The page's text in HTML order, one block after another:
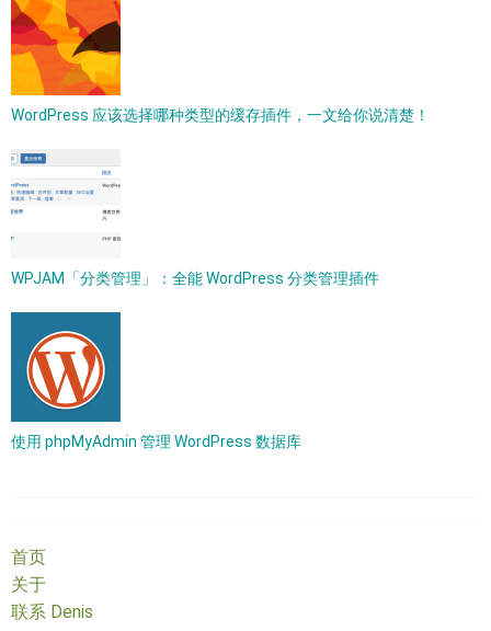
WordPress 应该选择哪种类型的缓存插件，一文给你说清楚！
WPJAM「分类管理」：全能 WordPress 分类管理插件
使用 phpMyAdmin 管理 WordPress 数据库
首页
关于
联系 Denis